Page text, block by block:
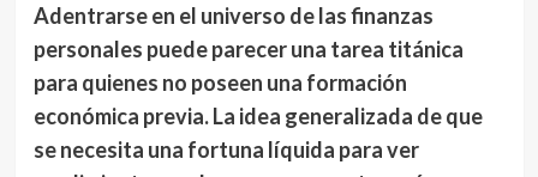
Adentrarse en el universo de las finanzas
personales puede parecer una tarea titánica
para quienes no poseen una formación
económica previa. La idea generalizada de que
se necesita una fortuna líquida para ver